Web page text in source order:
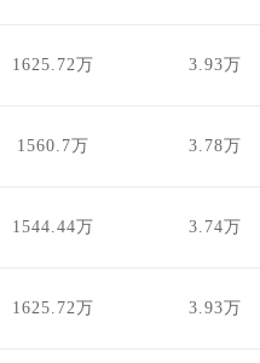
1625.72万 3.93万
1560.7万 3.78万
1544.44万 3.74万
1625.72万 3.93万